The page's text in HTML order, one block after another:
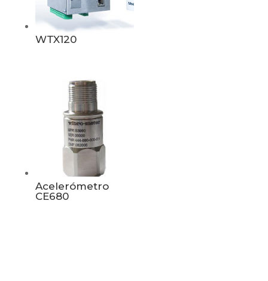
WTX120
Acelerómetro
CE680